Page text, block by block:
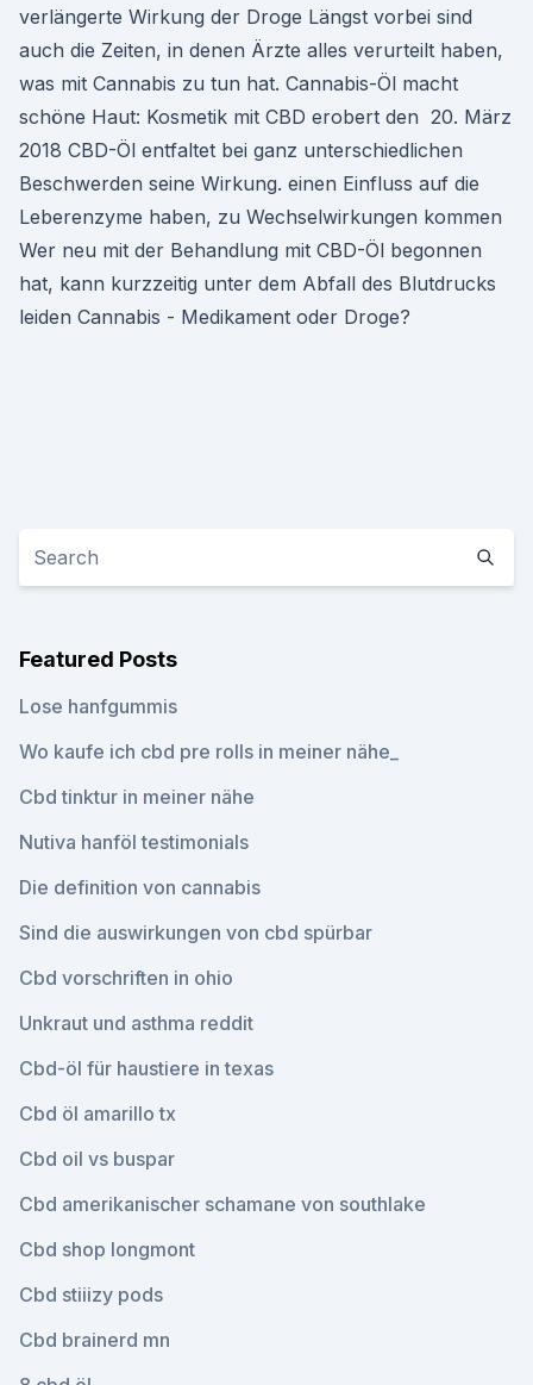
verlängerte Wirkung der Droge Längst vorbei sind
auch die Zeiten, in denen Ärzte alles verurteilt haben,
was mit Cannabis zu tun hat. Cannabis-Öl macht
schöne Haut: Kosmetik mit CBD erobert den 20. März
2018 CBD-Öl entfaltet bei ganz unterschiedlichen
Beschwerden seine Wirkung. einen Einfluss auf die
Leberenzyme haben, zu Wechselwirkungen kommen
Wer neu mit der Behandlung mit CBD-Öl begonnen
hat, kann kurzzeitig unter dem Abfall des Blutdrucks
leiden Cannabis - Medikament oder Droge?
Featured Posts
Lose hanfgummis
Wo kaufe ich cbd pre rolls in meiner nähe_
Cbd tinktur in meiner nähe
Nutiva hanföl testimonials
Die definition von cannabis
Sind die auswirkungen von cbd spürbar
Cbd vorschriften in ohio
Unkraut und asthma reddit
Cbd-öl für haustiere in texas
Cbd öl amarillo tx
Cbd oil vs buspar
Cbd amerikanischer schamane von southlake
Cbd shop longmont
Cbd stiiizy pods
Cbd brainerd mn